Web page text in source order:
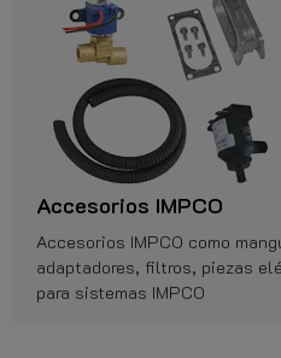
Accesorios IMPCO
Accesorios IMPCO como
adaptadores, filtros, piezas
para sistemas IMPCO